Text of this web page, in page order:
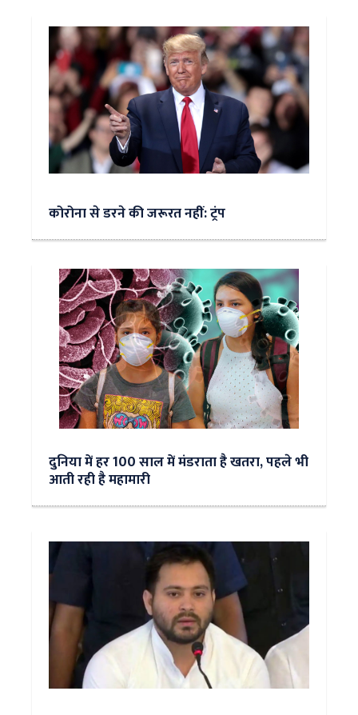
कोरोना से डरने की जरूरत नहीं: ट्रंप
दुनिया में हर 100 साल में मंडराता है खतरा, पहले भी
आती रही है महामारी